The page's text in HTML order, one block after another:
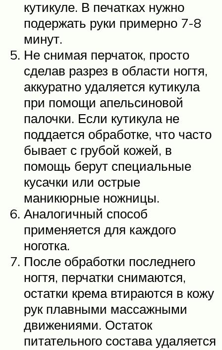
кутикуле. В печатках нужно
подержать руки примерно 7-8
минут.
Не снимая перчаток, просто
сделав разрез в области ногтя,
аккуратно удаляется кутикула
при помощи апельсиновой
палочки. Если кутикула не
поддается обработке, что часто
бывает с грубой кожей, в
помощь берут специальные
кусачки или острые
маникюрные ножницы.
Аналогичный способ
применяется для каждого
ноготка.
После обработки последнего
ногтя, перчатки снимаются,
остатки крема втираются в кожу
рук плавными массажными
движениями. Остаток
питательного состава удаляется